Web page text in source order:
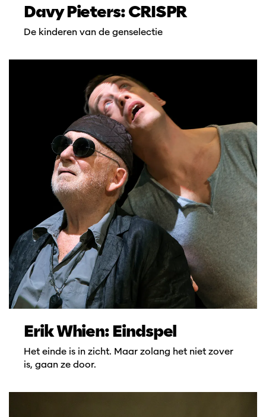
Davy Pieters: CRISPR
De kinderen van de genselectie
Erik Whien: Eindspel
Het einde is in zicht. Maar zolang het niet zover
is, gaan ze door.